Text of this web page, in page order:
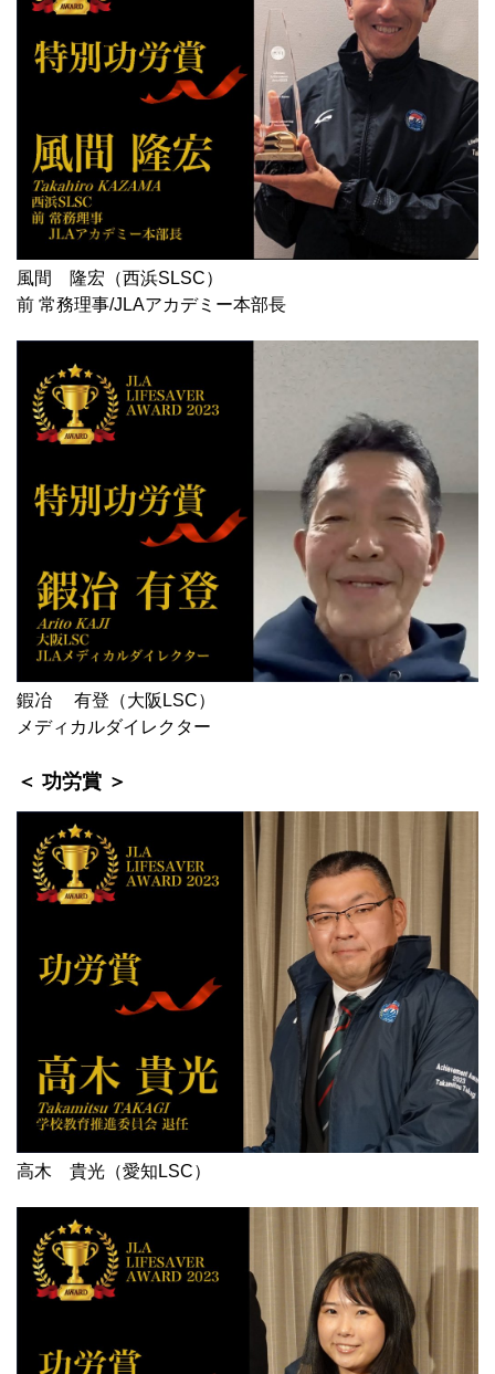
風間 隆宏（西浜SLSC）
前 常務理事/JLAアカデミー本部長
鍜冶 有登（大阪LSC）
メディカルダイレクター
＜ 功労賞 ＞
高木 貴光（愛知LSC）